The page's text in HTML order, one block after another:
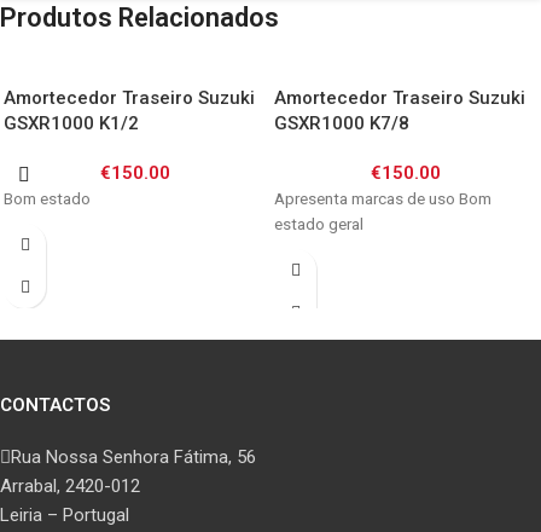
Produtos Relacionados
Amortecedor Traseiro Suzuki
GSXR1000 K1/2
€150.00
Bom estado
Amortecedor Traseiro Suzuki
GSXR1000 K7/8
€150.00
Apresenta marcas de uso Bom
estado geral
CONTACTOS
Rua Nossa Senhora Fátima, 56
Arrabal, 2420-012
Leiria – Portugal